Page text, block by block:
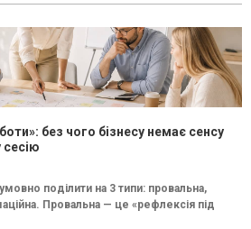
без чого бізнесу немає сенсу
сесію
поділити на 3 типи: провальна,
Провальна — це «рефлексія під